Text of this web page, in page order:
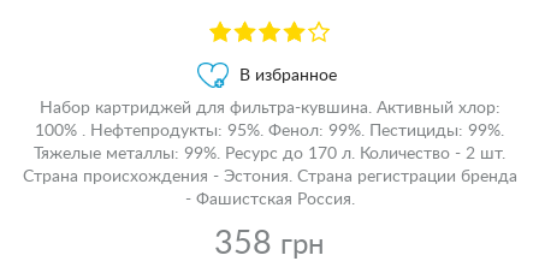
В избранное
Набор картриджей для фильтра-кувшина. Активный хлор:
100% . Нефтепродукты: 95%. Фенол: 99%. Пестициды: 99%.
Тяжелые металлы: 99%. Ресурс до 170 л. Количество - 2 шт.
Страна происхождения - Эстония. Страна регистрации бренда
- Фашистская Россия.
358 грн